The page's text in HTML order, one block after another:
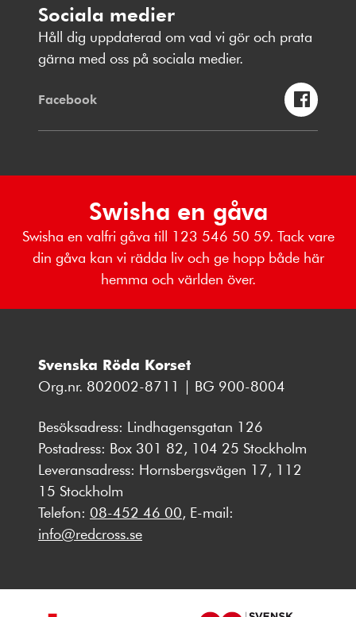
Sociala medier
Håll dig uppdaterad om vad vi gör och prata
gärna med oss på sociala medier.
Facebook
Swisha en gåva
Swisha en valfri gåva till 123 546 50 59. Tack vare
din gåva kan vi rädda liv och ge hopp både här
hemma och världen över.
Svenska Röda Korset
Org.nr. 802002-8711 | BG 900-8004
Besöksadress: Lindhagensgatan 126
Postadress: Box 301 82, 104 25 Stockholm
Leveransadress: Hornsbergsvägen 17, 112
15 Stockholm
Telefon: 08-452 46 00, E-mail:
info@redcross.se